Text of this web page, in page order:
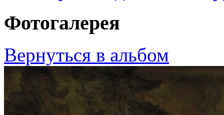
Фотогалерея
Вернуться в альбом